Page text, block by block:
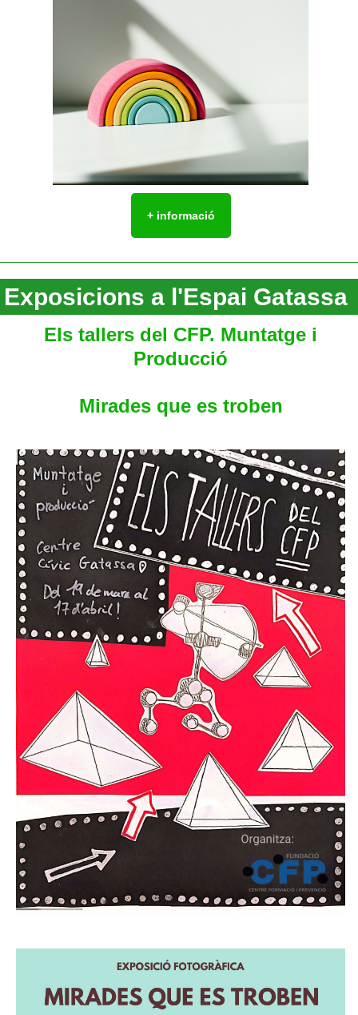
+ informació
Exposicions a l'Espai Gatassa
Els tallers del CFP. Muntatge i
Producció
Mirades que es troben